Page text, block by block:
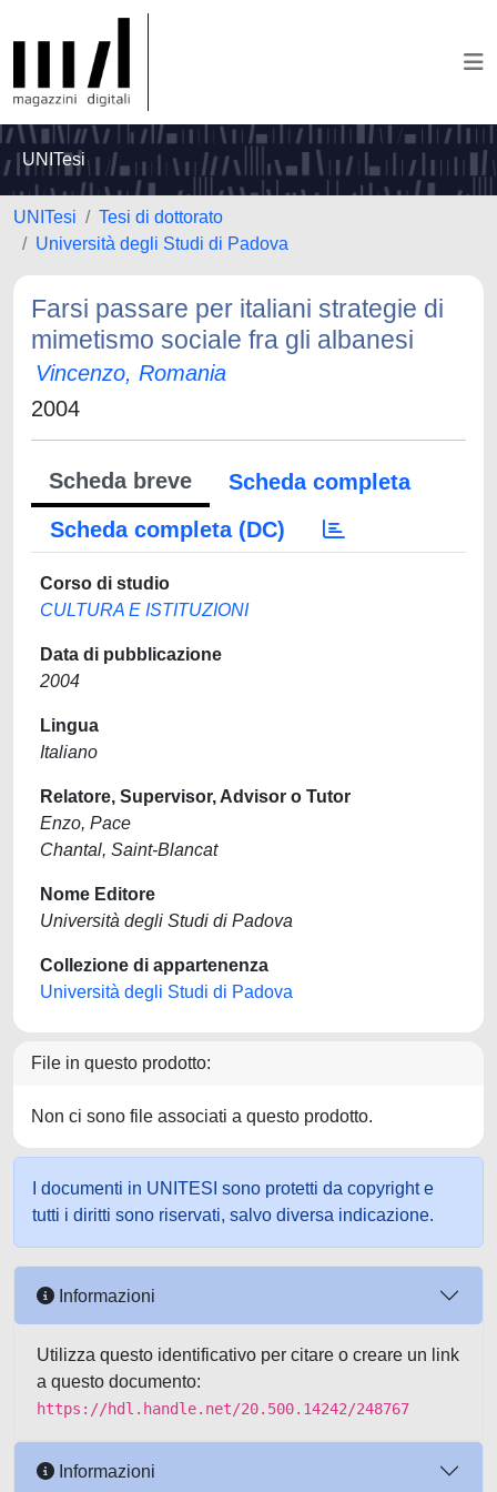
UNITesi
UNITesi
Tesi di dottorato
Università degli Studi di Padova
Farsi passare per italiani strategie di
mimetismo sociale fra gli albanesi
Vincenzo, Romania
2004
Scheda breve
Scheda completa
Scheda completa (DC)
Corso di studio
CULTURA E ISTITUZIONI
Data di pubblicazione
2004
Lingua
Italiano
Relatore, Supervisor, Advisor o Tutor
Enzo, Pace
Chantal, Saint-Blancat
Nome Editore
Università degli Studi di Padova
Collezione di appartenenza
Università degli Studi di Padova
File in questo prodotto:
Non ci sono file associati a questo prodotto.
I documenti in UNITESI sono protetti da copyright e
tutti i diritti sono riservati, salvo diversa indicazione.
Informazioni
Utilizza questo identificativo per citare o creare un link
a questo documento:
https://hdl.handle.net/20.500.14242/248767
Informazioni